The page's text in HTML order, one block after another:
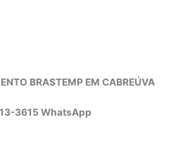
BRASTEMP EM CABREÚVA
3615 WhatsApp